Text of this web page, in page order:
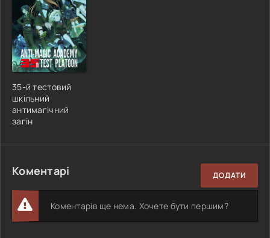
35-й тестовий
шкільний
антимагічний
загін
Коментарі ДОДАТИ
Коментарів ще нема. Хочете бути першим?